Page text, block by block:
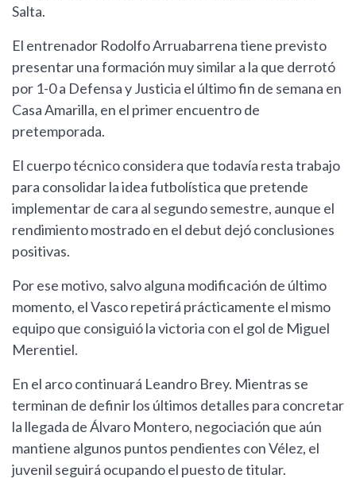
Salta.
El entrenador Rodolfo Arruabarrena tiene previsto
presentar una formación muy similar a la que derrotó
por 1-0 a Defensa y Justicia el último fin de semana en
Casa Amarilla, en el primer encuentro de
pretemporada.
El cuerpo técnico considera que todavía resta trabajo
para consolidar la idea futbolística que pretende
implementar de cara al segundo semestre, aunque el
rendimiento mostrado en el debut dejó conclusiones
positivas.
Por ese motivo, salvo alguna modificación de último
momento, el Vasco repetirá prácticamente el mismo
equipo que consiguió la victoria con el gol de Miguel
Merentiel.
En el arco continuará Leandro Brey. Mientras se
terminan de definir los últimos detalles para concretar
la llegada de Álvaro Montero, negociación que aún
mantiene algunos puntos pendientes con Vélez, el
juvenil seguirá ocupando el puesto de titular.